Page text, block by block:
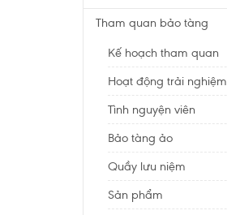
Tham quan bảo tàng
Kế hoạch tham quan
Hoạt động trải nghiệm
Tình nguyện viên
Bảo tàng ảo
Quầy lưu niệm
Sản phẩm